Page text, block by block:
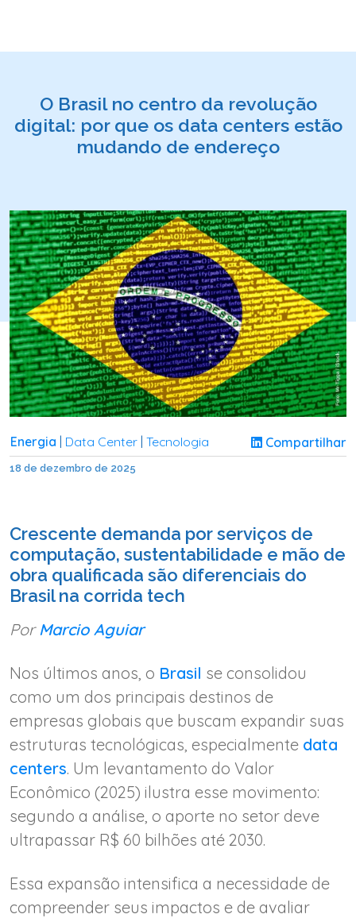
O Brasil no centro da revolução
digital: por que os data centers estão
mudando de endereço
Energia Data Center| Tecnologia Compartilhar
18 de dezembro de 2025
Crescente demanda por serviços de
computação, sustentabilidade e mão de
obra qualificada são diferenciais do
Brasil na corrida tech
Por Marcio Aguiar
Nos últimos anos, o Brasil se consolidou
como um dos principais destinos de
empresas globais que buscam expandir suas
estruturas tecnológicas, especialmente data
centers. Um levantamento do Valor
Econômico (2025) ilustra esse movimento:
segundo a análise, o aporte no setor deve
ultrapassar R$ 60 bilhões até 2030.
Essa expansão intensifica a necessidade de
compreender seus impactos e de avaliar